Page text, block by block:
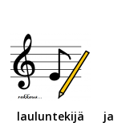
lauluntekijä ja